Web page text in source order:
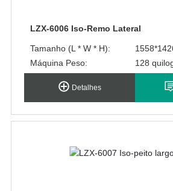
LZX-6006 Iso-Remo Lateral
Tamanho (L * W * H):
Máquina Peso:
128
Detalhes